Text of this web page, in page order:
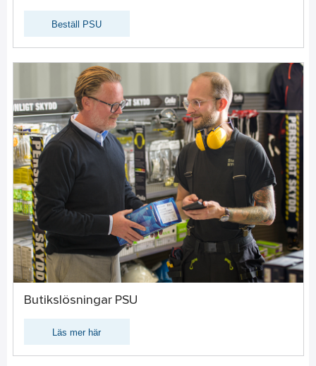
Beställ PSU
Butikslösningar PSU
Läs mer här